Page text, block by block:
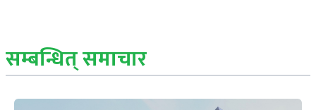
सम्बन्धित् समाचार